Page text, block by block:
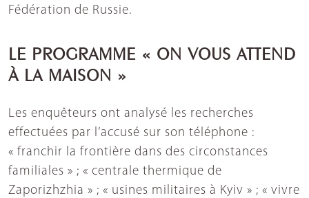
Fédération de Russie.
LE PROGRAMME « ON VOUS ATTEND
À LA MAISON »
Les enquêteurs ont analysé les recherches
effectuées par l’accusé sur son téléphone :
« franchir la frontière dans des circonstances
familiales » ; « centrale thermique de
Zaporizhzhia » ; « usines militaires à Kyiv » ; « vivre